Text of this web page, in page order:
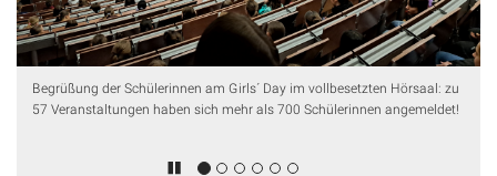
Begrüßung der Schülerinnen am Girls´ Day im vollbesetzten Hörsaal: zu
57 Veranstaltungen haben sich mehr als 700 Schülerinnen angemeldet!